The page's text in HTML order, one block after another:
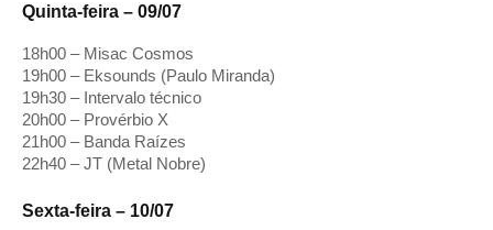
Quinta-feira – 09/07
18h00 – Misac Cosmos
19h00 – Eksounds (Paulo Miranda)
19h30 – Intervalo técnico
20h00 – Provérbio X
21h00 – Banda Raízes
22h40 – JT (Metal Nobre)
Sexta-feira – 10/07